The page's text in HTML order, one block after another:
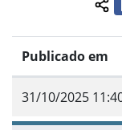
Publicado em
31/10/2025